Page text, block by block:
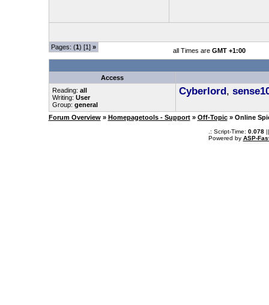
Pages: (1) [1] » all Times are GMT +1:00
Access
Reading: all
Writing: User
Group: general
Cyberlord,
Forum Overview » Homepagetools - Support » Off-Topic » Online
.: Script-Time: 0.078||
Powered by ASP-